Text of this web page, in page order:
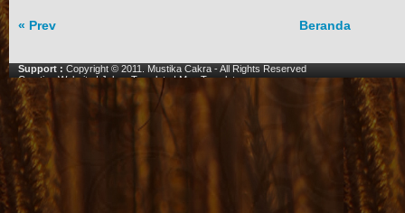
« Prev Beranda
Support : Copyright © 2011. Mustika Cakra - All Rights Reserved
Creating Website|Johny Template |Mas Template